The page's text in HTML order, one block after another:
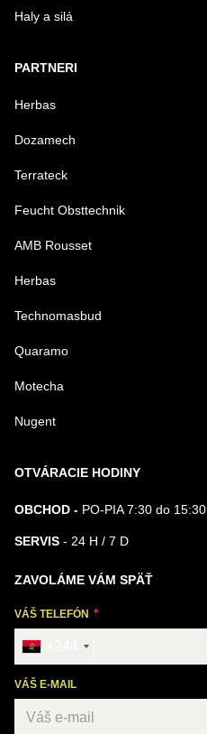
Haly a silá
PARTNERI
Herbas
Dozamech
Terrateck
Feucht Obsttechnik
AMB Rousset
Herbas
Technomasbud
Quaramo
Motecha
Nugent
OTVÁRACIE HODINY
OBCHOD - PO-PIA 7:30 do 15:30
SERVIS - 24 H / 7 D
ZAVOLÁME VÁM SPÄŤ
VÁŠ TELEFÓN
VÁŠ E-MAIL